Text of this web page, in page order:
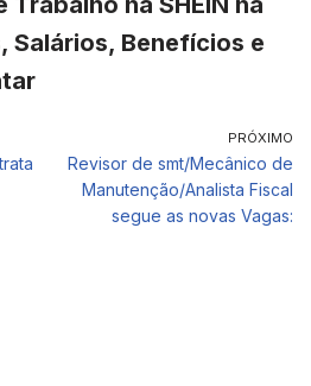
Salários, Benefícios e
PRÓXIMO
Revisor de smt/Mecânico de
Manutenção/Analista Fiscal
segue as novas Vagas: